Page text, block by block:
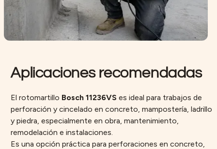
Aplicaciones recomendadas
El rotomartillo Bosch 11236VS es ideal para trabajos de
perforación y cincelado en concreto, mampostería, ladrillo
y piedra, especialmente en obra, mantenimiento,
remodelación e instalaciones.
Es una opción práctica para perforaciones en concreto,